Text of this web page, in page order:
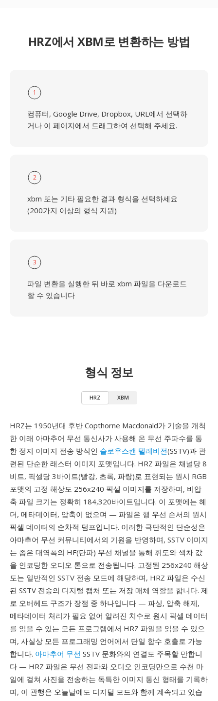
HRZ에서 XBM로 변환하는 방법
1
컴퓨터, Google Drive, Dropbox, URL에서 선택하
거나 이 페이지에서 드래그하여 선택해 주세요.
2
xbm 또는 기타 필요한 결과 형식을 선택하세요
(200가지 이상의 형식 지원)
3
파일 변환을 실행한 뒤 바로 xbm 파일을 다운로드
할 수 있습니다
형식 정보
HRZ XBM
HRZ는 1950년대 후반 Copthorne Macdonald가 기술을 개척
한 이래 아마추어 무선 통신사가 사용해 온 무선 주파수를 통
한 정지 이미지 전송 방식인 슬로우스캔 텔레비전(SSTV)과 관
련된 단순한 래스터 이미지 포맷입니다. HRZ 파일은 채널당 8
비트, 픽셀당 3바이트(빨강, 초록, 파랑)로 표현되는 원시 RGB
포맷의 고정 해상도 256x240 픽셀 이미지를 저장하며, 비압
축 파일 크기는 정확히 184,320바이트입니다. 이 포맷에는 헤
더, 메타데이터, 압축이 없으며 — 파일은 행 우선 순서의 원시
픽셀 데이터의 순차적 덤프입니다. 이러한 극단적인 단순성은
아마추어 무선 커뮤니티에서의 기원을 반영하며, SSTV 이미지
는 좁은 대역폭의 HF(단파) 무선 채널을 통해 휘도와 색차 값
을 인코딩한 오디오 톤으로 전송됩니다. 고정된 256x240 해상
도는 일반적인 SSTV 전송 모드에 해당하며, HRZ 파일은 수신
된 SSTV 전송의 디지털 캡처 또는 저장 매체 역할을 합니다. 제
로 오버헤드 구조가 장점 중 하나입니다 — 파싱, 압축 해제,
메타데이터 처리가 필요 없어 알려진 치수로 원시 픽셀 데이터
를 읽을 수 있는 모든 프로그램에서 HRZ 파일을 읽을 수 있으
며, 사실상 모든 프로그래밍 언어에서 단일 함수 호출로 가능
합니다. 아마추어 무선 SSTV 문화와의 연결도 주목할 만합니
다 — HRZ 파일은 무선 전파와 오디오 인코딩만으로 수천 마
일에 걸쳐 사진을 전송하는 독특한 이미지 통신 형태를 기록하
며, 이 관행은 오늘날에도 디지털 모드와 함께 계속되고 있습